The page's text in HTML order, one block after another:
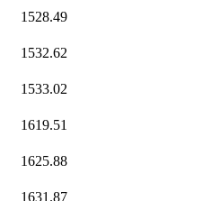
1528.49
1532.62
1533.02
1619.51
1625.88
1631.87